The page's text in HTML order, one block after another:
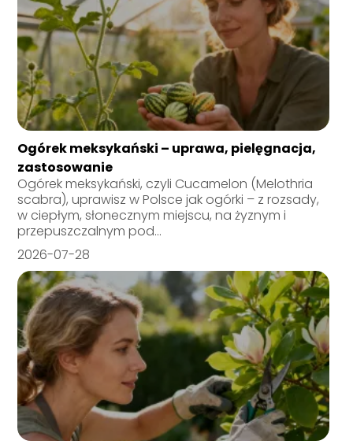
Ogórek meksykański – uprawa, pielęgnacja,
zastosowanie
Ogórek meksykański, czyli Cucamelon (Melothria
scabra), uprawisz w Polsce jak ogórki – z rozsady,
w ciepłym, słonecznym miejscu, na żyznym i
przepuszczalnym pod...
2026-07-28